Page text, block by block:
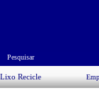
Pesquisar
Lixo Recicle